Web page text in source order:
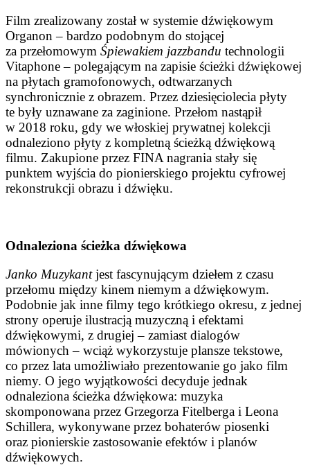
Film zrealizowany został w systemie dźwiękowym
Organon – bardzo podobnym do stojącej
za przełomowym Śpiewakiem jazzbandu technologii
Vitaphone – polegającym na zapisie ścieżki dźwiękowej
na płytach gramofonowych, odtwarzanych
synchronicznie z obrazem. Przez dziesięciolecia płyty
te były uznawane za zaginione. Przełom nastąpił
w 2018 roku, gdy we włoskiej prywatnej kolekcji
odnaleziono płyty z kompletną ścieżką dźwiękową
filmu. Zakupione przez FINA nagrania stały się
punktem wyjścia do pionierskiego projektu cyfrowej
rekonstrukcji obrazu i dźwięku.
Odnaleziona ścieżka dźwiękowa
Janko Muzykantjest fascynującym dziełem z czasu
przełomu między kinem niemym a dźwiękowym.
Podobnie jak inne filmy tego krótkiego okresu, z jednej
strony operuje ilustracją muzyczną i efektami
dźwiękowymi, z drugiej – zamiast dialogów
mówionych – wciąż wykorzystuje plansze tekstowe,
co przez lata umożliwiało prezentowanie go jako film
niemy. O jego wyjątkowości decyduje jednak
odnaleziona ścieżka dźwiękowa: muzyka
skomponowana przez Grzegorza Fitelberga i Leona
Schillera, wykonywane przez bohaterów piosenki
oraz pionierskie zastosowanie efektów i planów
dźwiękowych.